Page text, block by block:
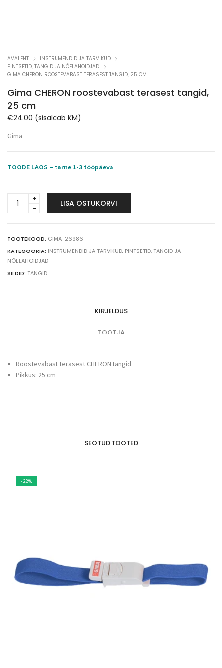
AVALEHT
INSTRUMENDID JA TARVIKUD
PINTSETID, TANGID JA NÕELAHOIDJAD
GIMA CHERON ROOSTEVABAST TERASEST TANGID, 25 CM
Gima CHERON roostevabast terasest tangid,
25 cm
€24.00 (sisaldab KM)
Gima
TOODE LAOS – tarne 1-3 tööpäeva
Gima
CHERON
tangid,
25
cm
quantity
LISA OSTUKORVI
TOOTEKOOD: GIMA-26986
KATEGOORIA: INSTRUMENDID JA TARVIKUD, PINTSETID, TANGID JA
NÕELAHOIDJAD
SILDID: TANGID
KIRJELDUS
TOOTJA
Roostevabast terasest CHERON tangid
Pikkus: 25 cm
SEOTUD TOOTED
- 22%